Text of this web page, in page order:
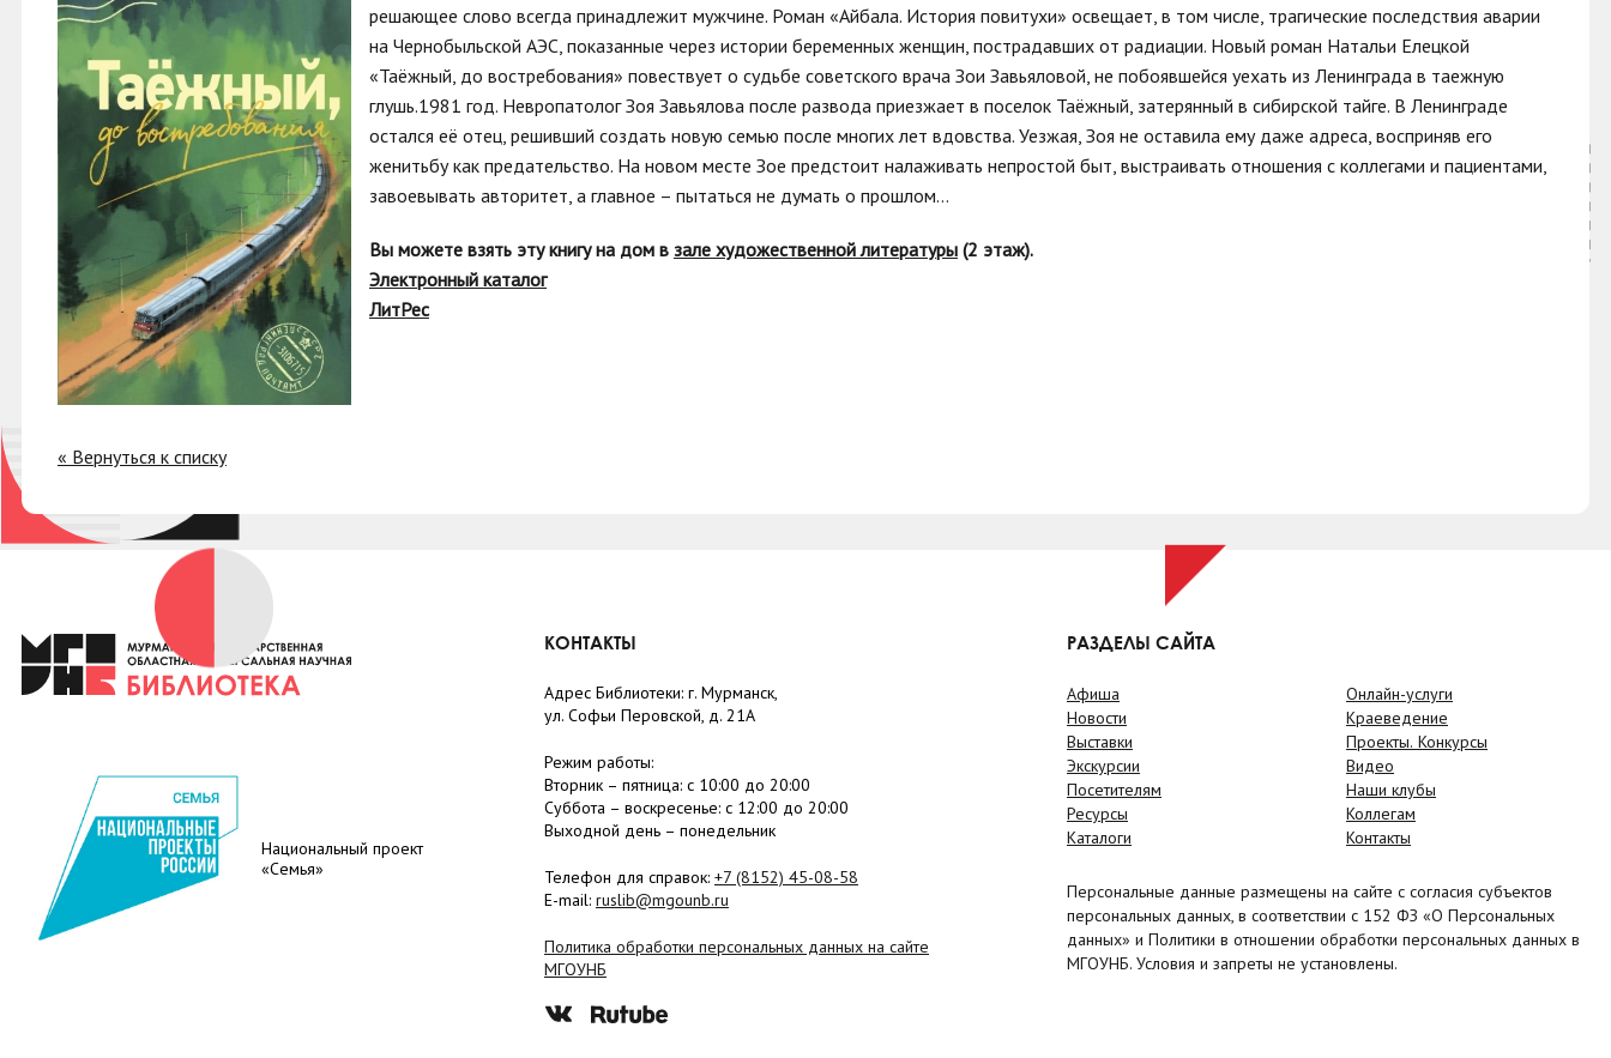
решающее слово всегда принадлежит мужчине. Роман «Айбала. История повитухи» освещает, в том числе, трагические последствия аварии
на Чернобыльской АЭС, показанные через истории беременных женщин, пострадавших от радиации. Новый роман Натальи Елецкой
«Таёжный, до востребования» повествует о судьбе советского врача Зои Завьяловой, не побоявшейся уехать из Ленинграда в таежную
глушь.1981 год. Невропатолог Зоя Завьялова после развода приезжает в поселок Таёжный, затерянный в сибирской тайге. В Ленинграде
остался её отец, решивший создать новую семью после многих лет вдовства. Уезжая, Зоя не оставила ему даже адреса, восприняв его
женитьбу как предательство. На новом месте Зое предстоит налаживать непростой быт, выстраивать отношения с коллегами и пациентами,
завоевывать авторитет, а главное – пытаться не думать о прошлом…
Вы можете взять эту книгу на дом в зале художественной литературы (2 этаж).
Электронный каталог
ЛитРес
« Вернуться к списку
Национальный проект
«Семья»
КОНТАКТЫ
Адрес Библиотеки: г. Мурманск,
ул. Софьи Перовской, д. 21А
Режим работы:
Вторник – пятница: с 10:00 до 20:00
Суббота – воскресенье: c 12:00 до 20:00
Выходной день – понедельник
Телефон для справок: +7 (8152) 45-08-58
E-mail: ruslib@mgounb.ru
Политика обработки персональных данных на сайте
МГОУНБ
РАЗДЕЛЫ САЙТА
Афиша
Новости
Выставки
Экскурсии
Посетителям
Ресурсы
Каталоги
Онлайн-услуги
Краеведение
Проекты. Конкурсы
Видео
Наши клубы
Коллегам
Контакты
Персональные данные размещены на сайте с согласия субъектов
персональных данных, в соответствии с 152 ФЗ «О Персональных
данных» и Политики в отношении обработки персональных данных в
МГОУНБ. Условия и запреты не установлены.